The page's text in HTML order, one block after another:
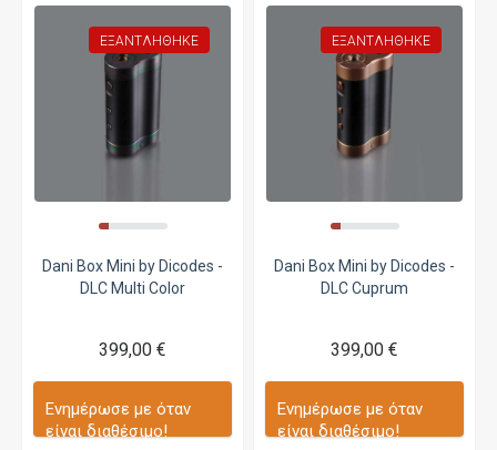
ΕΞΑΝΤΛΉΘΗΚΕ
Dani Box Mini by Dicodes -
DLC Multi Color
399,00 €
Ενημέρωσε με όταν
είναι διαθέσιμο!
ΕΞΑΝΤΛΉΘΗΚΕ
Dani Box Mini by Dicodes -
DLC Cuprum
399,00 €
Ενημέρωσε με όταν
είναι διαθέσιμο!